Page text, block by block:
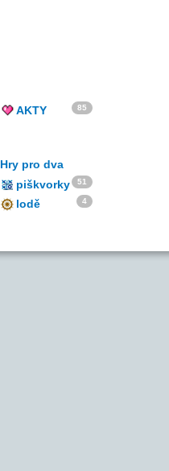
AKTY 85
Hry pro dva
piškvorky
51
lodě 4